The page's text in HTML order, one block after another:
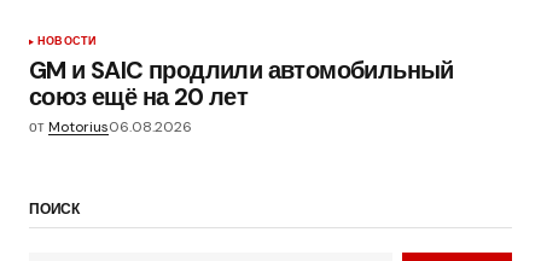
НОВОСТИ
GM и SAIC продлили автомобильный
союз ещё на 20 лет
отMotorius06.08.2026
ПОИСК